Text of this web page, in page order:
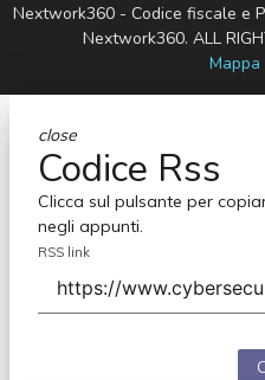
Nextwork360 - Codice fiscale e
Nextwork360. ALL
close
Codice Rss
Clicca sul pulsante per
negli appunti.
RSS link